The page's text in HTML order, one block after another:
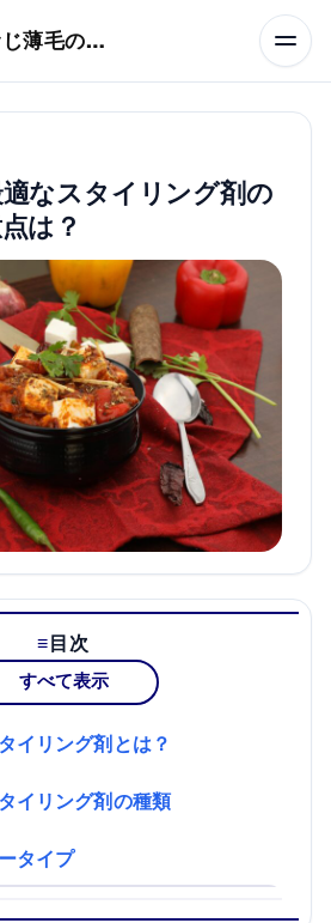
モテる髪型術！つむじ薄毛の隠し方
なスタイリング剤の
は？
目次
すべて表示
イリング剤とは？
イリング剤の種類
タイプ